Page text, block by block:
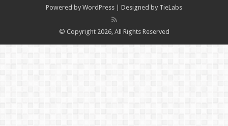
Powered by WordPress | Designed by TieLabs
© Copyright 2026, All Rights Reserved